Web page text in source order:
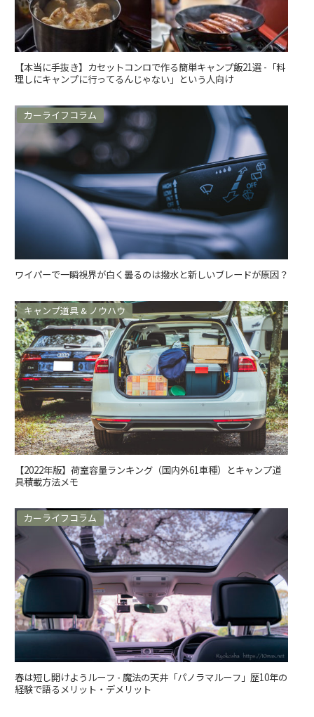
【本当に手抜き】カセットコンロで作る簡単キャンプ飯21選 -「料
理しにキャンプに行ってるんじゃない」という人向け
カーライフコラム
ワイパーで一瞬視界が白く曇るのは撥水と新しいブレードが原因？
キャンプ道具 & ノウハウ
【2022年版】荷室容量ランキング（国内外61車種）とキャンプ道
具積載方法メモ
カーライフコラム
春は短し開けようルーフ - 魔法の天井「パノラマルーフ」歴10年の
経験で語るメリット・デメリット